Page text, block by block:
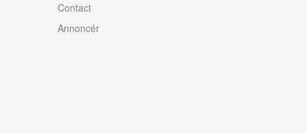
Contact
Annoncér